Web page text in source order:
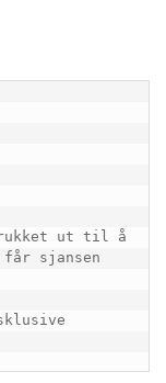
ut til å
får sjansen